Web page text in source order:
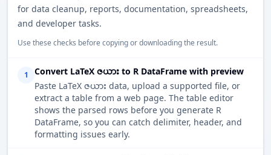
for data cleanup, reports, documentation, spreadsheets,
and developer tasks.
Use these checks before copying or downloading the result.
1
Convert LaTeX ဇယား to R DataFrame with preview
Paste LaTeX ဇယား data, upload a supported file, or
extract a table from a web page. The table editor
shows the parsed rows before you generate R
DataFrame, so you can catch delimiter, header, and
formatting issues early.